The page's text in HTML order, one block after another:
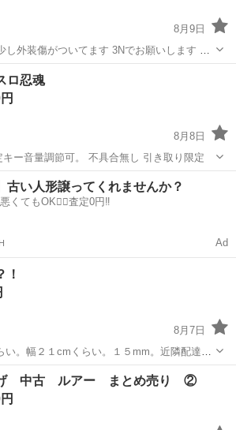
8月9日
ついてます 3Nでお願いします 値
その他
ロ忍魂
8月8日
ー音量調節可。 不具合無し 引き取り限定
駅 その他 忍魂
古い人形譲ってくれませんか？
くてもOK🙆‍♀️査定0円‼️
Ad
！
8月7日
い。幅２１cmくらい。１５mm。近隣配達プ
駅 その他
中古 ルアー まとめ売り ②